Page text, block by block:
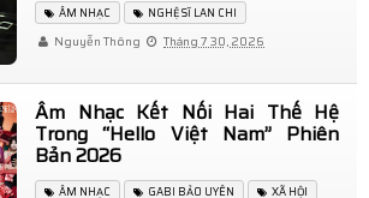
Việt Nam được kỳ vọng tạo dấu ấn tại King
Republic Continent International 2026
Tương Lai mùa 7 bàn giao trường học mới,
Thiếu nhi ấm áp đến trẻ em Gia Lai
ÂM NHẠC NGHỆ SĨ LAN CHI
Nguyễn Thông Tháng 7 30, 2026
Âm Nhạc Kết Nối Hai Thế Hệ
Trong “Hello Việt Nam” Phiên
Bản 2026
ÂM NHẠC GABI BẢO UYÊN XÃ HỘI